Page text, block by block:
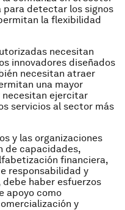
para detectar los signos
la flexibilidad
necesitan
innovadores diseñados
necesitan atraer
una mayor
necesitan ejercitar
servicios al sector más
y las organizaciones
de capacidades,
financiera,
responsabilidad y
haber esfuerzos
apoyo como
y